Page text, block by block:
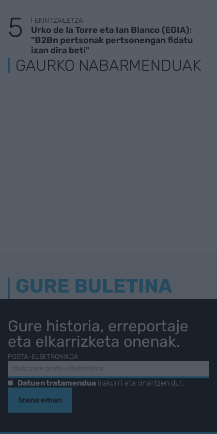
EKINTZAILETZA
Urko de la Torre eta Ian Blanco (EGIA):
"B2Bn pertsonak pertsonengan fidatu
izan dira beti"
GAURKO NABARMENDUAK
GURE BULETINA
Gure historia, erreportaje
eta elkarrizketa onenak.
POSTA-ELEKTRONIKOA
Datuen tratamenduairakurri eta onartzen dut.
Izena eman